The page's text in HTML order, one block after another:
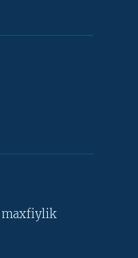
maxfiylik